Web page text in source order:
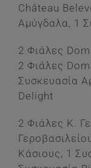
Château
Αμύγδαλα, 1
2 Φιάλες
2 Φιάλες
Συσκευασία
Delight
2 Φιάλες Κ.
Κάσιους, 1